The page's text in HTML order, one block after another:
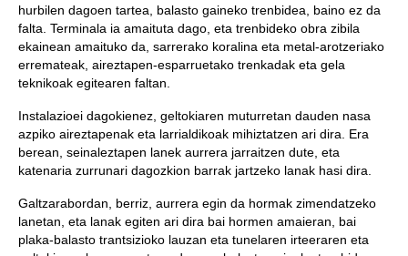
hurbilen dagoen tartea, balasto gaineko trenbidea, baino ez da
falta. Terminala ia amaituta dago, eta trenbideko obra zibila
ekainean amaituko da, sarrerako koralina eta metal-arotzeriako
erremateak, aireztapen-esparruetako trenkadak eta gela
teknikoak egitearen faltan.
Instalazioei dagokienez, geltokiaren muturretan dauden nasa
azpiko aireztapenak eta larrialdikoak mihiztatzen ari dira. Era
berean, seinaleztapen lanek aurrera jarraitzen dute, eta
katenaria zurrunari dagozkion barrak jartzeko lanak hasi dira.
Galtzarabordan, berriz, aurrera egin da hormak zimendatzeko
lanetan, eta lanak egiten ari dira bai hormen amaieran, bai
plaka-balasto trantsizioko lauzan eta tunelaren irteeraren eta